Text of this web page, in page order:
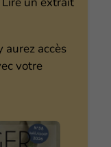
aurez accès
votre